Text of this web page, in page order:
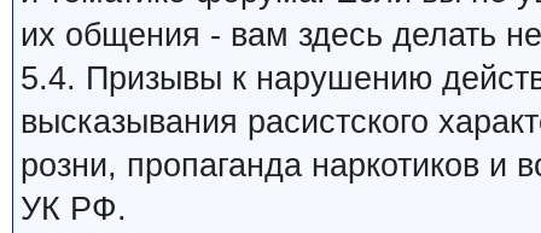
их общения - вам здесь делать
5.4. Призывы к нарушению
высказывания расистского
розни, пропаганда наркотиков и
УК РФ.